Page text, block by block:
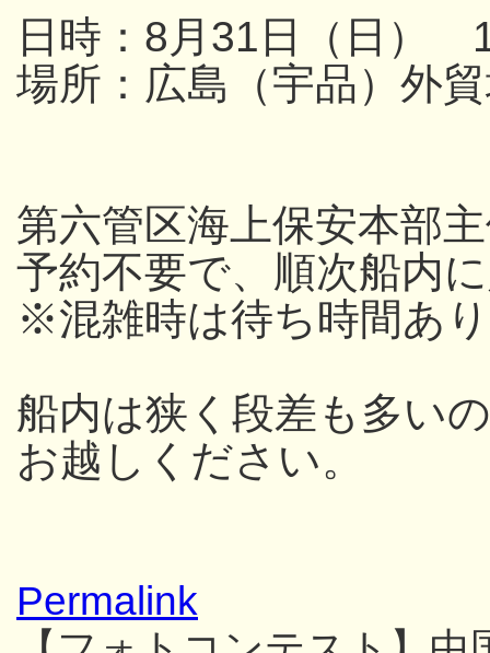
日時：8月31日（日）
場所：広島（宇品）外
第六管区海上保安本部
予約不要で、順次船内
※混雑時は待ち時間あり
船内は狭く段差も多い
お越しください。
Permalink